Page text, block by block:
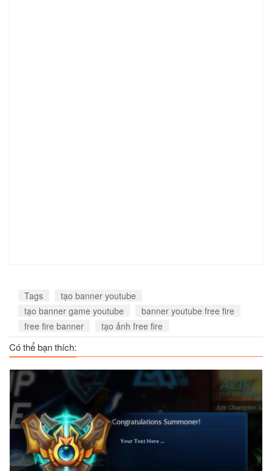
Tags
tạo banner youtube
tạo banner game youtube
banner youtube free fire
free fire banner
tạo ảnh free fire
Có thể bạn thích: